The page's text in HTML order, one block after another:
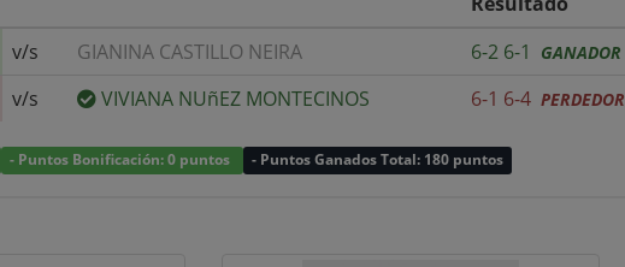
v/s GIANINA CASTILLO NEIRA 6-2 6-1 GANADOR
v/s VIVIANA NUñEZ MONTECINOS 6-1 6-4 PERDEDOR
- Puntos Bonificación: 0 puntos - Puntos Ganados Total: 180 puntos